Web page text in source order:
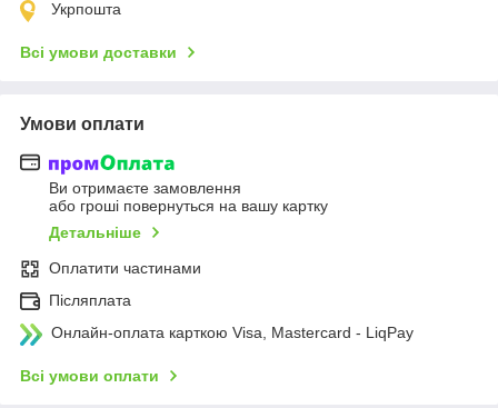
Укрпошта
Всі умови доставки
Умови оплати
Ви отримаєте замовлення
або гроші повернуться на вашу картку
Детальніше
Оплатити частинами
Післяплата
Онлайн-оплата карткою Visa, Mastercard - LiqPay
Всі умови оплати